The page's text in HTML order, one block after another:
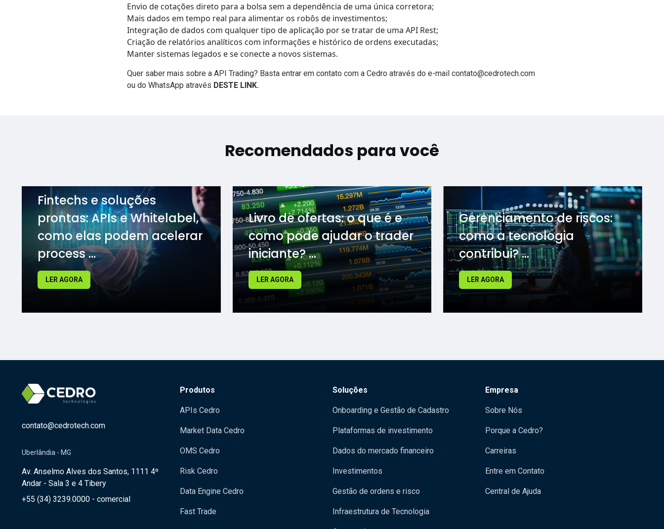
Envio de cotações direto para a bolsa sem a dependência de uma única corretora;
Mais dados em tempo real para alimentar os robôs de investimentos;
Integração de dados com qualquer tipo de aplicação por se tratar de uma API Rest;
Criação de relatórios analíticos com informações e histórico de ordens executadas;
Manter sistemas legados e se conecte a novos sistemas.
Quer saber mais sobre a API Trading? Basta entrar em contato com a Cedro através do e-mailcontato@cedrotech.com
ou do WhatsApp através DESTE LINK.
Recomendados para você
Fintechs e soluções
prontas: APIs e Whitelabel,
como elas podem acelerar
process ...
LER AGORA
Livro de ofertas: o que é e
como pode ajudar o trader
iniciante? ...
LER AGORA
Gerenciamento de riscos:
como a tecnologia
contribui? ...
LER AGORA
contato@cedrotech.com
Uberlândia - MG
Av. Anselmo Alves dos Santos, 1111 4º
Andar - Sala 3 e 4 Tibery
+55 (34) 3239.0000 - comercial
Produtos
APIs Cedro
Market Data Cedro
OMS Cedro
Risk Cedro
Data Engine Cedro
Fast Trade
Soluções
Onboarding e Gestão de Cadastro
Plataformas de investimento
Dados do mercado financeiro
Investimentos
Gestão de ordens e risco
Infraestrutura de Tecnologia
Empresa
Sobre Nós
Porque a Cedro?
Carreiras
Entre em Contato
Central de Ajuda